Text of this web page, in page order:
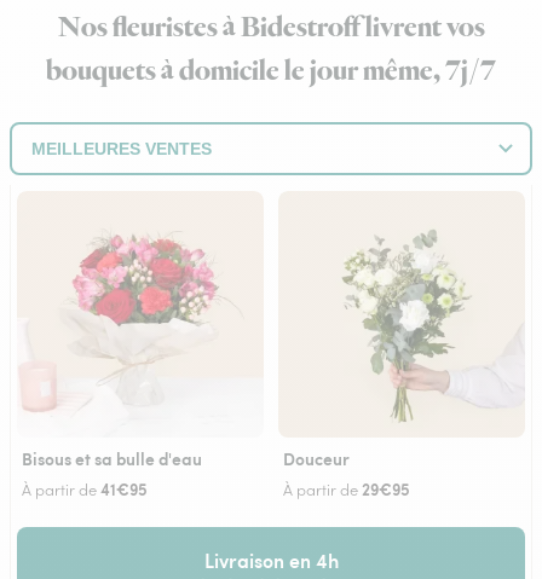
Nos fleuristes à Bidestroff livrent vos
bouquets à domicile le jour même, 7j/7
Bisous et sa bulle d'eau
À partir de41€95
Douceur
À partir de 29€95
Livraison en 4h